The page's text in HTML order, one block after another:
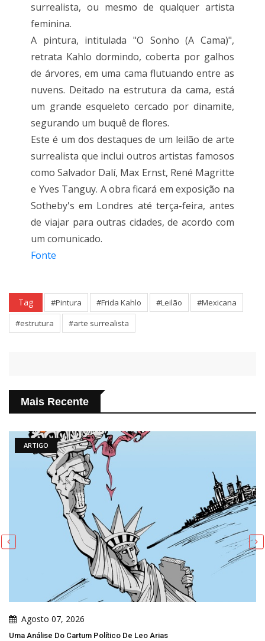
surrealista, ou mesmo de qualquer artista
feminina.
A pintura, intitulada "O Sonho (A Cama)",
retrata Kahlo dormindo, coberta por galhos
de árvores, em uma cama flutuando entre as
nuvens. Deitado na estrutura da cama, está
um grande esqueleto cercado por dinamite,
segurando um buquê de flores.
Este é um dos destaques de um leilão de arte
surrealista que inclui outros artistas famosos
como Salvador Dalí, Max Ernst, René Magritte
e Yves Tanguy. A obra ficará em exposição na
Sotheby's em Londres até terça-feira, antes
de viajar para outras cidades, de acordo com
um comunicado.
Fonte
Tag #Pintura #Frida Kahlo #Leilão
#Mexicana
#estrutura
#arte surrealista
Mais Recente
ARTIGO
Agosto 07, 2026
Uma Análise Do Cartum Político De Leo Arias